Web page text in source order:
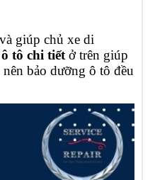
giúp chủ xe di
tô chi tiết ở trên giúp
bảo dưỡng ô tô đều